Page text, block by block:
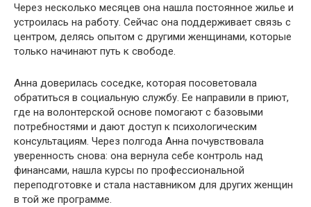
Через несколько месяцев она нашла постоянное жилье и
устроилась на работу. Сейчас она поддерживает связь с
центром, делясь опытом с другими женщинами, которые
только начинают путь к свободе.
Анна доверилась соседке, которая посоветовала
обратиться в социальную службу. Ее направили в приют,
где на волонтерской основе помогают с базовыми
потребностями и дают доступ к психологическим
консультациям. Через полгода Анна почувствовала
уверенность снова: она вернула себе контроль над
финансами, нашла курсы по профессиональной
переподготовке и стала наставником для других женщин
в той же программе.